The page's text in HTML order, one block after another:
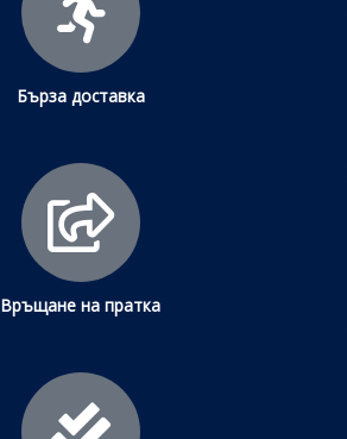
Бърза доставка
Връщане на пратка